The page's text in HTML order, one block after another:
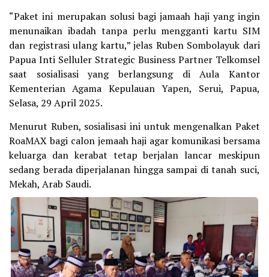
“Paket ini merupakan solusi bagi jamaah haji yang ingin
menunaikan ibadah tanpa perlu mengganti kartu SIM
dan registrasi ulang kartu,” jelas Ruben Sombolayuk dari
Papua Inti Selluler Strategic Business Partner Telkomsel
saat sosialisasi yang berlangsung di Aula Kantor
Kementerian Agama Kepulauan Yapen, Serui, Papua,
Selasa, 29 April 2025.
Menurut Ruben, sosialisasi ini untuk mengenalkan Paket
RoaMAX bagi calon jemaah haji agar komunikasi bersama
keluarga dan kerabat tetap berjalan lancar meskipun
sedang berada diperjalanan hingga sampai di tanah suci,
Mekah, Arab Saudi.